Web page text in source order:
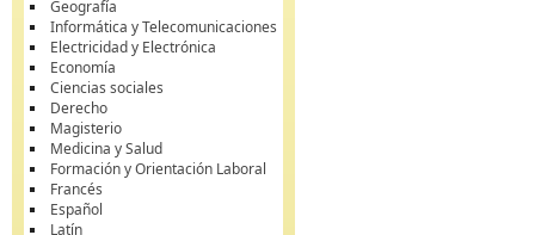
Geografía
Informática y Telecomunicaciones
Electricidad y Electrónica
Economía
Ciencias sociales
Derecho
Magisterio
Medicina y Salud
Formación y Orientación Laboral
Francés
Español
Latín